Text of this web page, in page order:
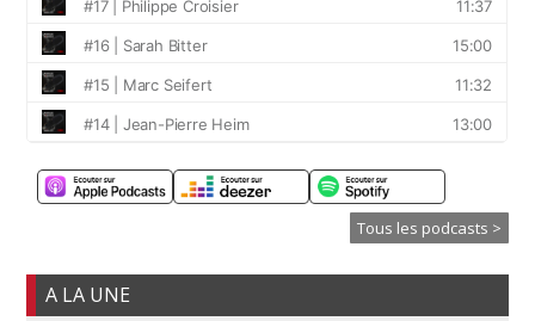
Tous les podcasts >
A LA UNE